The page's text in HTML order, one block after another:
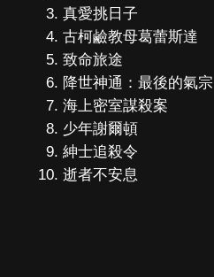
真愛挑日子
古柯鹼教母葛蕾斯達
致命旅途
降世神通：最後的氣宗
海上密室謀殺案
少年謝爾頓
紳士追殺令
逝者不安息